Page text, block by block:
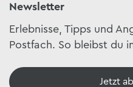
Newsletter
Erlebnisse, Tipps und
Postfach. So bleibst du
Jetzt